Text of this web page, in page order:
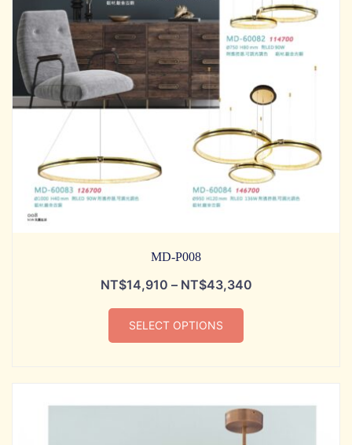
MD-P008
NT$14,910 – NT$43,340
SELECT OPTIONS